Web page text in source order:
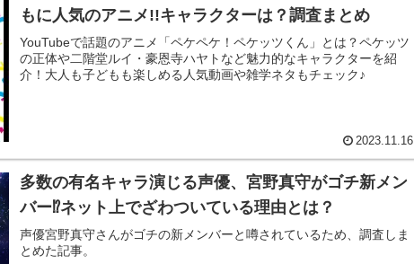
もに人気のアニメ!!キャラクターは？調査まとめ
YouTubeで話題のアニメ「ペケペケ！ペケッツくん」とは？ペケッツ
の正体や二階堂ルイ・豪恩寺ハヤトなど魅力的なキャラクターを紹
介！大人も子どもも楽しめる人気動画や雑学ネタもチェック♪
2023.11.16
多数の有名キャラ演じる声優、宮野真守がゴチ新メン
バー⁉ネット上でざわついている理由とは？
声優宮野真守さんがゴチの新メンバーと噂されているため、調査しま
とめた記事。